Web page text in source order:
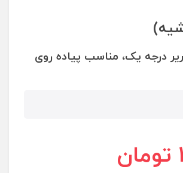
درجه یک، مناسب پیاده روی
تومان